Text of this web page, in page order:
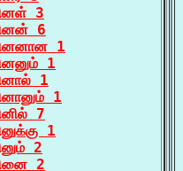
3
6
1
1
1
1
7
1
2
2